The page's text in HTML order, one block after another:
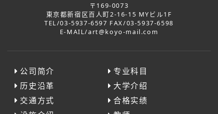
〒169-0073
東京都新宿区百人町2-16-15 MYビル1F
TEL/03-5937-6597 FAX/03-5937-6598
E-MAIL/art@koyo-mail.com
公司简介
历史沿革
交通方式
专业科目
大学介绍
合格实绩